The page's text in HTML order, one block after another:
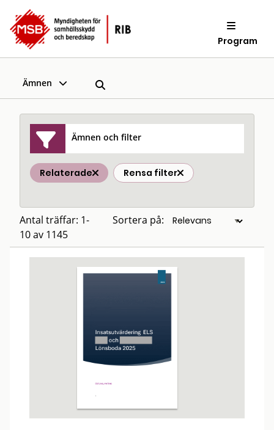
Program
Ämnen
Ämnen och filter
Relaterade Rensa filter
Antal träffar: 1-
10 av 1145
Sortera på: